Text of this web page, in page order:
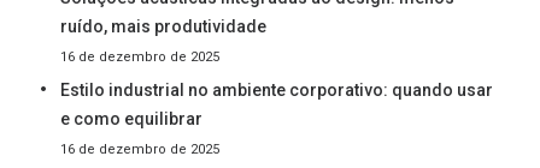
ruído, mais produtividade
16 de dezembro de 2025
Estilo industrial no ambiente corporativo: quando usar
e como equilibrar
16 de dezembro de 2025